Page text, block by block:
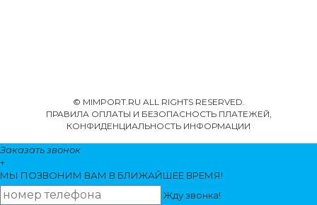
© MIMPORT.RU ALL RIGHTS RESERVED.
ПРАВИЛА ОПЛАТЫ И БЕЗОПАСНОСТЬ ПЛАТЕЖЕЙ,
КОНФИДЕНЦИАЛЬНОСТЬ ИНФОРМАЦИИ
Заказать звонок
+
МЫ ПОЗВОНИМ ВАМ В БЛИЖАЙШЕЕ ВРЕМЯ!
Жду звонка!